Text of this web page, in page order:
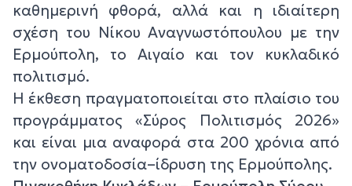
καθημερινή φθορά, αλλά και η ιδιαίτερη
σχέση του Νίκου Αναγνωστόπουλου με την
Ερμούπολη, το Αιγαίο και τον κυκλαδικό
πολιτισμό.
Η έκθεση πραγματοποιείται στο πλαίσιο του
προγράμματος «Σύρος Πολιτισμός 2026»
και είναι μια αναφορά στα 200 χρόνια από
την ονοματοδοσία–ίδρυση της Ερμούπολης.